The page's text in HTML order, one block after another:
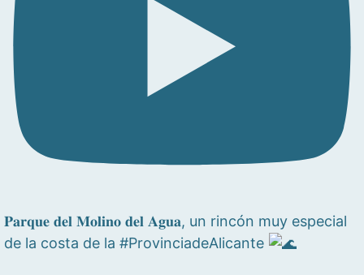
𝐏𝐚𝐫𝐪𝐮𝐞 𝐝𝐞𝐥 𝐌𝐨𝐥𝐢𝐧𝐨 𝐝𝐞𝐥 𝐀𝐠𝐮𝐚, un rincón muy especial
de la costa de la #ProvinciadeAlicante